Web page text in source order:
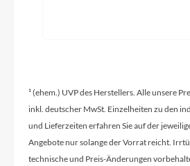
Hinterrad
Shimano MT400
¹ (ehem.) UVP des Herstellers. Alle unsere
inkl. deutscher MwSt. Einzelheiten zu den
und Lieferzeiten erfahren Sie auf der
Angebote nur solange der Vorrat reicht.
technische und Preis-Änderungen